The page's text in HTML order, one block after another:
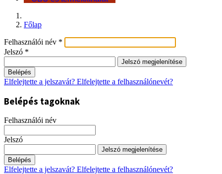
Főlap
Felhasználói név *
Jelszó *
Jelszó megjelenítése
Belépés
Elfelejtette a jelszavát? Elfelejtette a felhasználónevét?
Belépés tagoknak
Felhasználói név
Jelszó
Jelszó megjelenítése
Belépés
Elfelejtette a jelszavát? Elfelejtette a felhasználónevét?